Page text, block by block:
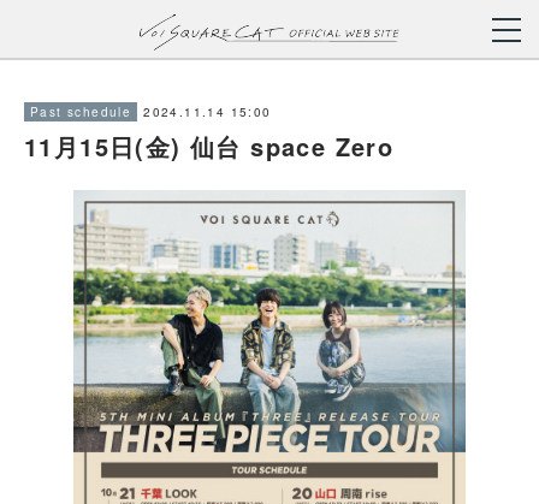
Past schedule 2024.11.14 15:00
11月15日(金) 仙台 space Zero